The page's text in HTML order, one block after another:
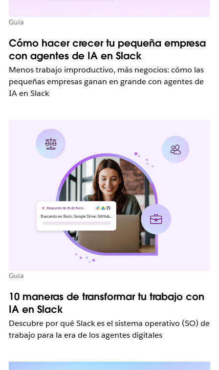
Guía
Cómo hacer crecer tu pequeña empresa
con agentes de IA en Slack
Menos trabajo improductivo, más negocios: cómo las
pequeñas empresas ganan en grande con agentes de
IA en Slack
Guía
10 maneras de transformar tu trabajo con
IA en Slack
Descubre por qué Slack es el sistema operativo (SO) de
trabajo para la era de los agentes digitales